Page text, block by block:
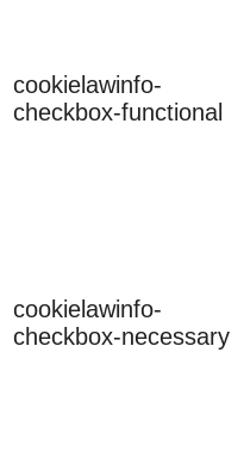
cookielawinfo-
checkbox-functional
cookielawinfo-
checkbox-necessary